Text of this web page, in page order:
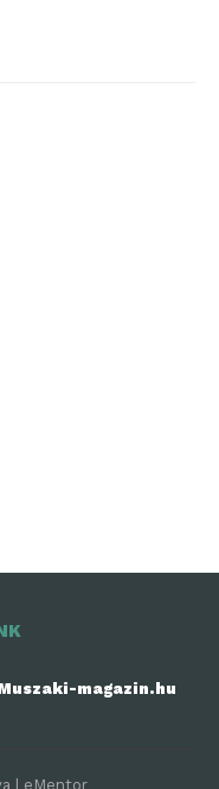
magazin.hu
| eMentor